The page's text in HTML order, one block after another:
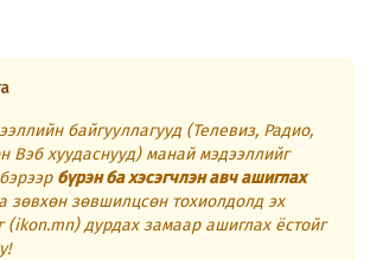
байгууллагууд (Телевиз, Радио,
Вэб хуудаснууд) манай мэдээллийг
бүрэн ба хэсэгчлэн авч ашиглах
зөвхөн зөвшилцсөн тохиолдолд эх
(ikon.mn) дурдах замаар ашиглах ёстойг